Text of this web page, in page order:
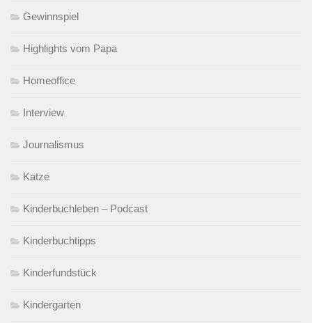
Gewinnspiel
Highlights vom Papa
Homeoffice
Interview
Journalismus
Katze
Kinderbuchleben – Podcast
Kinderbuchtipps
Kinderfundstück
Kindergarten